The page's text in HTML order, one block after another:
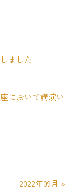
ました
において講演い
2022年09月 »